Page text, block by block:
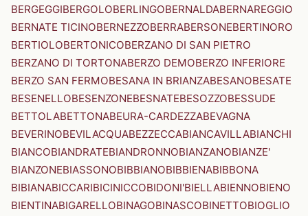
BERGEGGIBERGOLOBERLINGOBERNALDABERNAREGGIO
BERNATE TICINOBERNEZZOBERRABERSONEBERTINORO
BERTIOLOBERTONICOBERZANO DI SAN PIETRO
BERZANO DI TORTONABERZO DEMOBERZO INFERIORE
BERZO SAN FERMOBESANA IN BRIANZABESANOBESATE
BESENELLOBESENZONEBESNATEBESOZZOBESSUDE
BETTOLABETTONABEURA-CARDEZZABEVAGNA
BEVERINOBEVILACQUABEZZECCABIANCAVILLABIANCHI
BIANCOBIANDRATEBIANDRONNOBIANZANOBIANZE'
BIANZONEBIASSONOBIBBIANOBIBBIENABIBBONA
BIBIANABICCARIBICINICCOBIDONI'BIELLABIENNOBIENO
BIENTINABIGARELLOBINAGOBINASCOBINETTOBIOGLIO